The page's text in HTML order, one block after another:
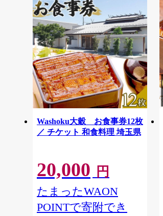
Washoku大穀 お食事券12枚
／ チケット 和食料理 埼玉県
20,000 円
たまったWAON
POINTで寄附でき